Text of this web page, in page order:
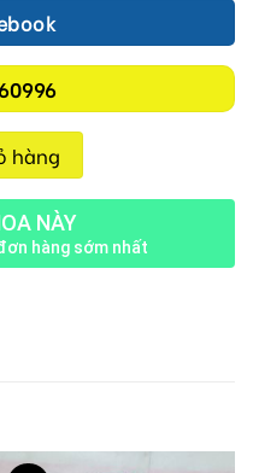
hàng
NÀY
hàng sớm nhất